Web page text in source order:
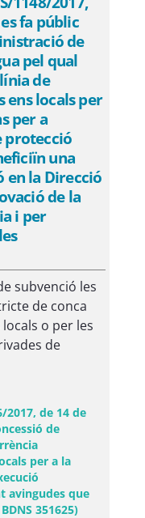
fa públic
de
pel qual
de
ens locals per
per a
protecció
una
en la Direcció
de la
i per
subvenció les
de conca
o per les
de
2017, de 14 de
de
per a la
avingudes que
351625)